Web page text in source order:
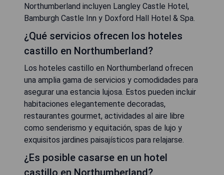
Northumberland incluyen Langley Castle Hotel,
Bamburgh Castle Inn y Doxford Hall Hotel & Spa.
¿Qué servicios ofrecen los hoteles
castillo en Northumberland?
Los hoteles castillo en Northumberland ofrecen
una amplia gama de servicios y comodidades para
asegurar una estancia lujosa. Estos pueden incluir
habitaciones elegantemente decoradas,
restaurantes gourmet, actividades al aire libre
como senderismo y equitación, spas de lujo y
exquisitos jardines paisajísticos para relajarse.
¿Es posible casarse en un hotel
castillo en Northumberland?